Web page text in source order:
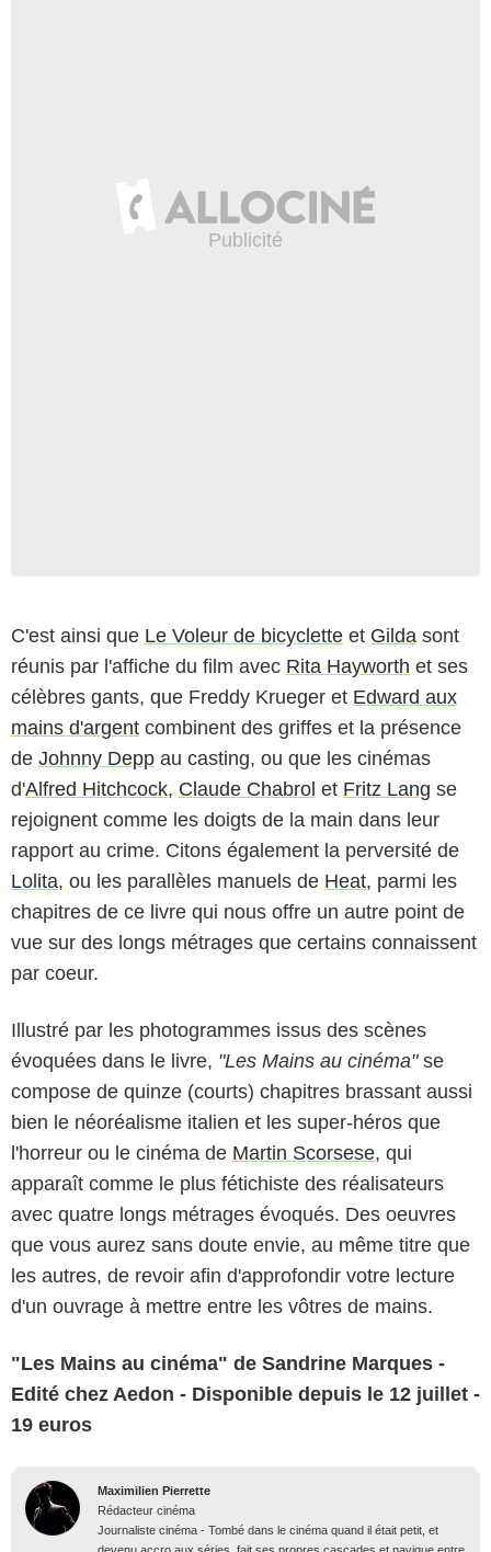
C'est ainsi que Le Voleur de bicyclette et Gilda sont
réunis par l'affiche du film avec Rita Hayworth et ses
célèbres gants, que Freddy Krueger et Edward aux
mains d'argent combinent des griffes et la présence
de Johnny Depp au casting, ou que les cinémas
d'Alfred Hitchcock, Claude Chabrol et Fritz Lang se
rejoignent comme les doigts de la main dans leur
rapport au crime. Citons également la perversité de
Lolita, ou les parallèles manuels de Heat, parmi les
chapitres de ce livre qui nous offre un autre point de
vue sur des longs métrages que certains connaissent
par coeur.
Illustré par les photogrammes issus des scènes
évoquées dans le livre, "Les Mains au cinéma"se
compose de quinze (courts) chapitres brassant aussi
bien le néoréalisme italien et les super-héros que
l'horreur ou le cinéma de Martin Scorsese, qui
apparaît comme le plus fétichiste des réalisateurs
avec quatre longs métrages évoqués. Des oeuvres
que vous aurez sans doute envie, au même titre que
les autres, de revoir afin d'approfondir votre lecture
d'un ouvrage à mettre entre les vôtres de mains.
"Les Mains au cinéma" de Sandrine Marques -
Edité chez Aedon - Disponible depuis le 12 juillet -
19 euros
Maximilien Pierrette
Rédacteur cinéma
Journaliste cinéma - Tombé dans le cinéma quand il était petit, et